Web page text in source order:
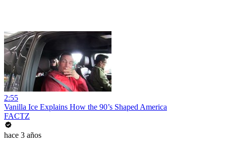
2:55
Vanilla Ice Explains How the 90’s Shaped America
FACTZ
hace 3 años